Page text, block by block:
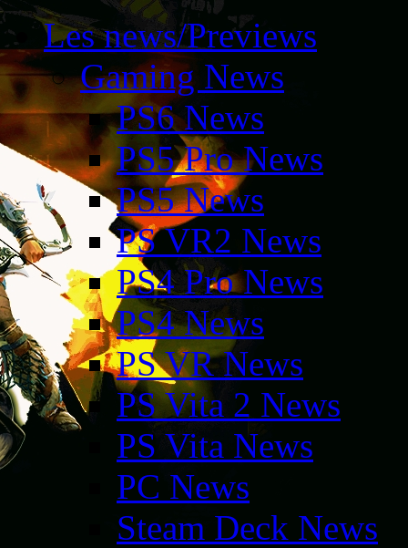
Les news/Previews
Gaming News
PS6 News
PS5 Pro News
PS5 News
PS VR2 News
PS4 Pro News
PS4 News
PS VR News
PS Vita 2 News
PS Vita News
PC News
Steam Deck News